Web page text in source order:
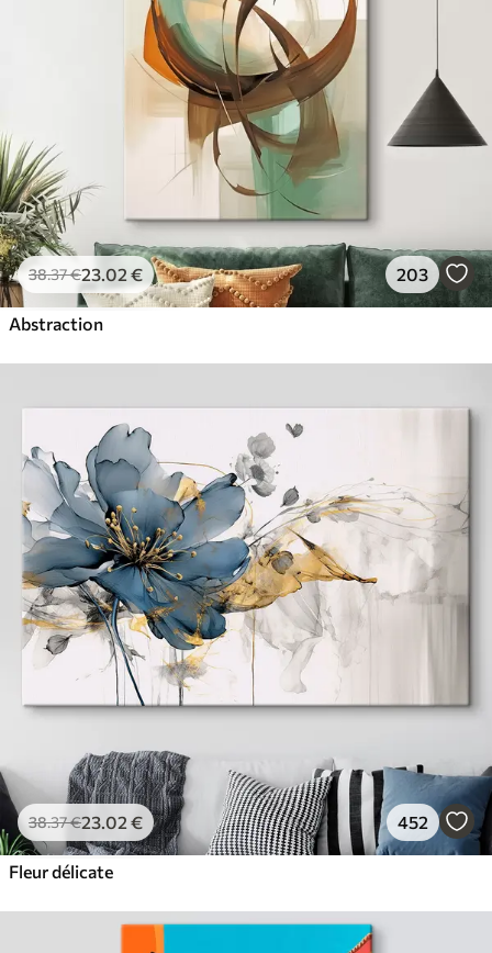
38.37€23.02 € 203
Abstraction
38.37€23.02 € 452
Fleur délicate